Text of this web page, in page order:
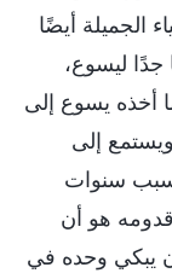
الجميلة أيضًا
ليسوع،
أخذه يسوع إلى
إلى
سنوات
هو أن
يبكي وحده في